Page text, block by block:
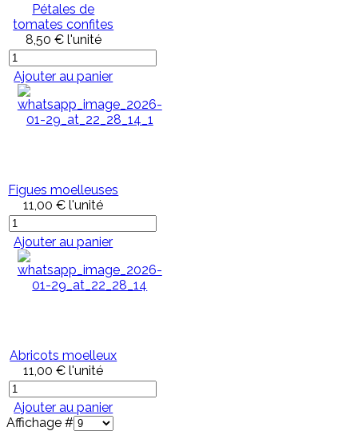
Pétales de
tomates confites
8,50 € l'unité
Ajouter au panier
Figues moelleuses
11,00 € l'unité
Ajouter au panier
Abricots moelleux
11,00 € l'unité
Ajouter au panier
Affichage #